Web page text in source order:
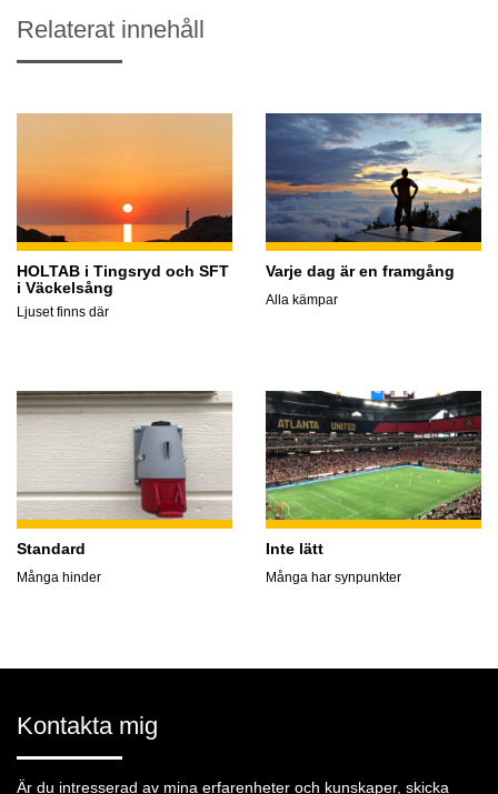
Relaterat innehåll
HOLTAB i Tingsryd och SFT
i Väckelsång
Ljuset finns där
Varje dag är en framgång
Alla kämpar
Standard
Många hinder
Inte lätt
Många har synpunkter
Kontakta mig
Är du intresserad av mina erfarenheter och kunskaper, skicka